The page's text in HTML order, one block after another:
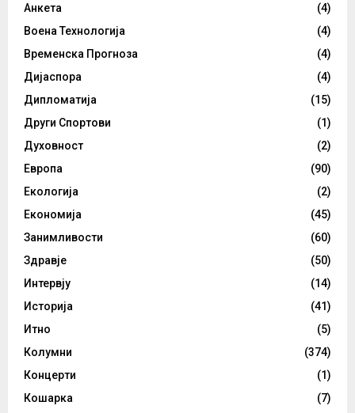
Анкета
(4)
Воена Технологија
(4)
Временска Прогноза
(4)
Дијаспора
(4)
Дипломатија
(15)
Други Спортови
(1)
Духовност
(2)
Европа
(90)
Екологија
(2)
Економија
(45)
Занимливости
(60)
Здравје
(50)
Интервју
(14)
Историја
(41)
Итно
(5)
Колумни
(374)
Концерти
(1)
Кошарка
(7)